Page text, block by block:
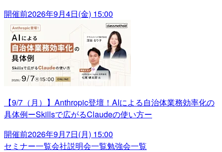
開催前2026年9月4日(金) 15:00
【9/7（月）】Anthropic登壇！AIによる自治体業務効率化の
具体例ーSkillsで広がるClaudeの使い方ー
開催前2026年9月7日(月) 15:00
セミナー一覧会社説明会一覧勉強会一覧